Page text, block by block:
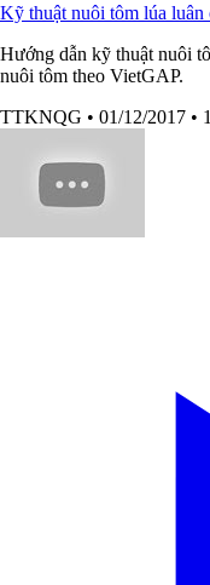
Kỹ thuật nuôi tôm lúa luân
Hướng dẫn kỹ thuật nuôi
nuôi tôm theo VietGAP.
TTKNQG • 01/12/2017 •